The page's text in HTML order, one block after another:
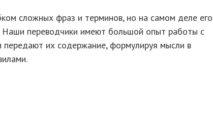
сложных фраз и терминов, но на самом деле его
Наши переводчики имеют большой опыт работы с
передают их содержание, формулируя мысли в